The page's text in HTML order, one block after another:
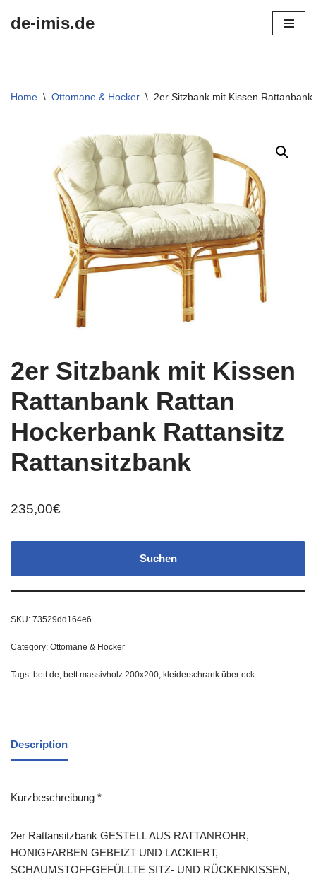
de-imis.de
Home \ Ottomane & Hocker \ 2er Sitzbank mit Kissen
2er Sitzbank mit Kissen
Rattanbank Rattan
Hockerbank Rattansitz
Rattansitzbank
235,00€
Suchen
SKU: 73529dd164e6
Category: Ottomane & Hocker
Tags: bett de bett massivholz 200x200 kleiderschrank über eck
Description
Kurzbeschreibung *
2er Rattansitzbank GESTELL AUS RATTANROHR,
HONIGFARBEN GEBEIZT UND LACKIERT,
SCHAUMSTOFFGEFÜLLTE SITZ- UND RÜCKENKISSEN,